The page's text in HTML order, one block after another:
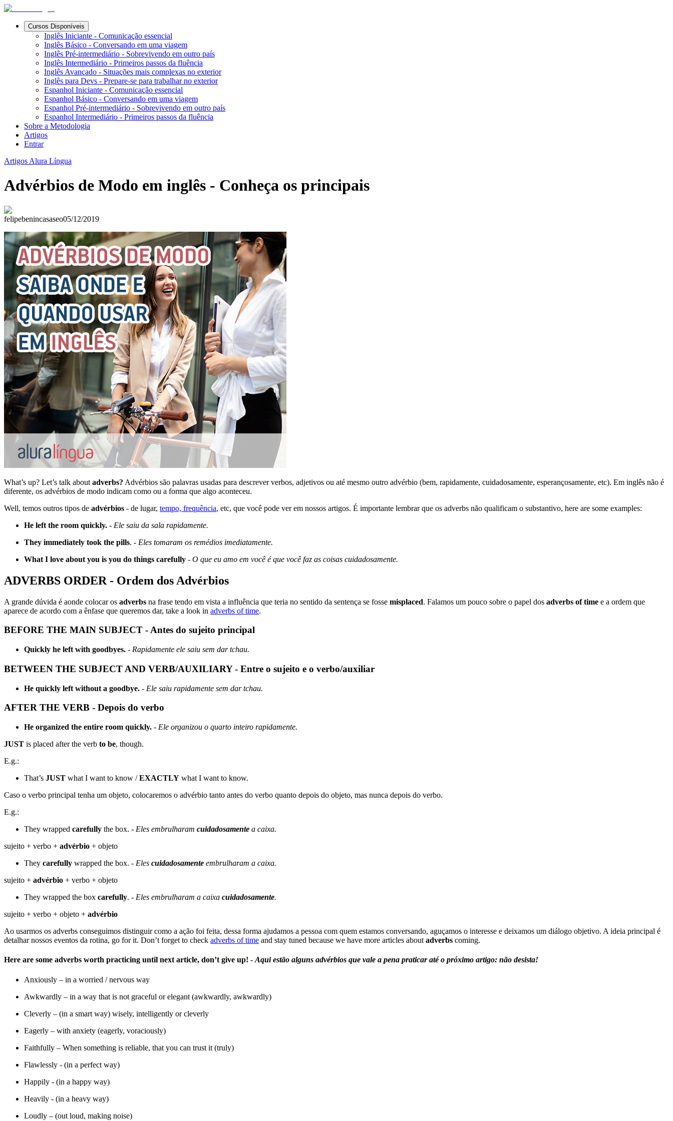
Cursos Disponíveis
Inglês Iniciante - Comunicação essencial
Inglês Básico - Conversando em uma viagem
Inglês Pré-intermediário - Sobrevivendo em outro país
Inglês Intermediário - Primeiros passos da fluência
Inglês Avançado - Situações mais complexas no exterior
Inglês para Devs - Prepare-se para trabalhar no exterior
Espanhol Iniciante - Comunicação essencial
Espanhol Básico - Conversando em uma viagem
Espanhol Pré-intermediário - Sobrevivendo em outro país
Espanhol Intermediário - Primeiros passos da fluência
Sobre a Metodologia
Artigos
Entrar
Artigos Alura Língua
Advérbios de Modo em inglês - Conheça os principais
felipebenincasaseo05/12/2019
What’s up? Let’s talk about adverbs? Advérbios são palavras usadas para descrever verbos, adjetivos ou até mesmo outro advérbio (bem, rapidamente, cuidadosamente, esperançosamente, etc). Em inglês não é
diferente, os advérbios de modo indicam como ou a forma que algo aconteceu.
Well, temos outros tipos de advérbios - de lugar, tempo, frequência, etc, que você pode ver em nossos artigos. É importante lembrar que os adverbs não qualificam o substantivo, here are some examples:
He left the room quickly. - Ele saiu da sala rapidamente.
They immediately took the pills. - Eles tomaram os remédios imediatamente.
What I love about you is you do things carefully - O que eu amo em você é que você faz as coisas cuidadosamente.
ADVERBS ORDER - Ordem dos Advérbios
A grande dúvida é aonde colocar os adverbs na frase tendo em vista a influência que teria no sentido da sentença se fosse misplaced. Falamos um pouco sobre o papel dos adverbs of time e a ordem que
aparece de acordo com a ênfase que queremos dar, take a look in adverbs of time.
BEFORE THE MAIN SUBJECT - Antes do sujeito principal
Quickly he left with goodbyes. - Rapidamente ele saiu sem dar tchau.
BETWEEN THE SUBJECT AND VERB/AUXILIARY - Entre o sujeito e o verbo/auxiliar
He quickly left without a goodbye. - Ele saiu rapidamente sem dar tchau.
AFTER THE VERB - Depois do verbo
He organized the entire room quickly. - Ele organizou o quarto inteiro rapidamente.
JUST is placed after the verb to be, though.
E.g.:
That’s JUST what I want to know /EXACTLY what I want to know.
Caso o verbo principal tenha um objeto, colocaremos o advérbio tanto antes do verbo quanto depois do objeto, mas nunca depois do verbo.
E.g.:
They wrapped carefully the box. - Eles embrulharam cuidadosamente a caixa.
sujeito + verbo + advérbio + objeto
They carefully wrapped the box. - Eles cuidadosamente embrulharam a caixa.
sujeito + advérbio + verbo + objeto
They wrapped the box carefully. - Eles embrulharam a caixa cuidadosamente.
sujeito + verbo + objeto + advérbio
Ao usarmos os adverbs conseguimos distinguir como a ação foi feita, dessa forma ajudamos a pessoa com quem estamos conversando, aguçamos o interesse e deixamos um diálogo objetivo. A ideia principal é
detalhar nossos eventos da rotina, go for it. Don’t forget to check adverbs of time and stay tuned because we have more articles about adverbs coming.
Here are some adverbs worth practicing until next article, don’t give up! - Aqui estão alguns advérbios que vale a pena praticar até o próximo artigo: não desista!
Anxiously – in a worried / nervous way
Awkwardly – in a way that is not graceful or elegant (awkwardly, awkwardly)
Cleverly – (in a smart way) wisely, intelligently or cleverly
Eagerly – with anxiety (eagerly, voraciously)
Faithfully – When something is reliable, that you can trust it (truly)
Flawlessly - (in a perfect way)
Happily - (in a happy way)
Heavily - (in a heavy way)
Loudly – (out loud, making noise)